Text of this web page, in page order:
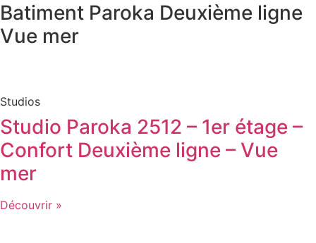
Batiment Paroka Deuxième ligne
Vue mer
Studios
Studio Paroka 2512 – 1er étage –
Confort Deuxième ligne – Vue
mer
Découvrir »